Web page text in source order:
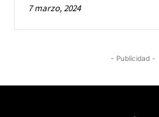
7 marzo, 2024
- Publicidad -